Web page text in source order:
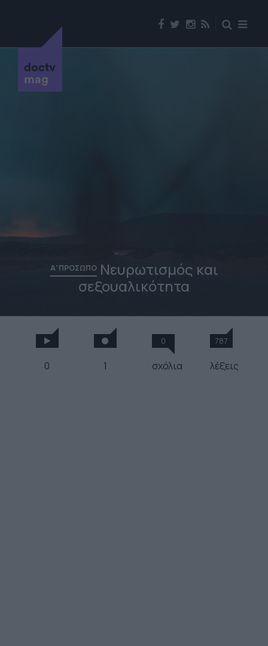
doctv
mag
Α' ΠΡΟΣΩΠΟΝευρωτισμός και
σεξουαλικότητα
0 1
0
σχόλια
787
λέξεις